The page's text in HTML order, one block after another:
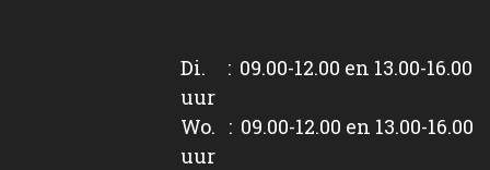
Di. : 09.00-12.00 en 13.00-16.00
uur
Wo. : 09.00-12.00 en 13.00-16.00
uur